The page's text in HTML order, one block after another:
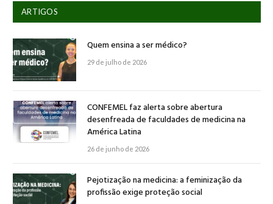
ARTIGOS
Quem ensina a ser médico?
29 de julho de 2026
CONFEMEL faz alerta sobre abertura
desenfreada de faculdades de medicina na
América Latina
26 de junho de 2026
Pejotização na medicina: a feminização da
profissão exige proteção social